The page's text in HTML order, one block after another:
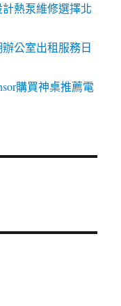
熱泵維修選擇北
公室出租服務日
購買神桌推薦電